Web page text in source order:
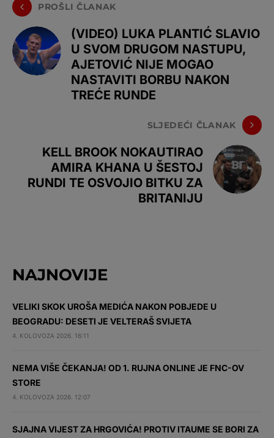
PROŠLI ČLANAK
(VIDEO) LUKA PLANTIĆ SLAVIO
U SVOM DRUGOM NASTUPU,
AJETOVIĆ NIJE MOGAO
NASTAVITI BORBU NAKON
TREĆE RUNDE
SLJEDEĆI ČLANAK
KELL BROOK NOKAUTIRAO
AMIRA KHANA U ŠESTOJ
RUNDI TE OSVOJIO BITKU ZA
BRITANIJU
NAJNOVIJE
VELIKI SKOK UROŠA MEDIĆA NAKON POBJEDE U
BEOGRADU: DESETI JE VELTERAŠ SVIJETA
4. KOLOVOZA 2026. 16:11
NEMA VIŠE ČEKANJA! OD 1. RUJNA ONLINE JE FNC-OV
STORE
4. KOLOVOZA 2026. 12:07
SJAJNA VIJEST ZA HRGOVIĆA! PROTIV ITAUME SE BORI ZA